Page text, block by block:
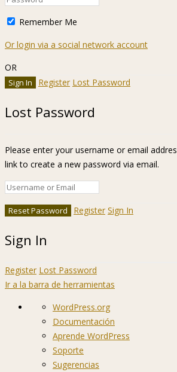
Remember Me
Or login via a social network account
OR
Register Lost Password
Lost Password
Please enter your username or email
link to create a new password via email.
Register Sign In
Sign In
Register Lost Password
Ir a la barra de herramientas
Acerca
WordPress
WordPress.org
Documentación
Aprende WordPress
Soporte
Sugerencias